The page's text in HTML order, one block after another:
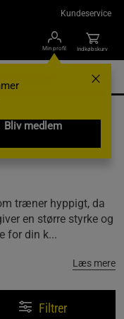
Kundeservice
Min profil
Bliv medlem
Indkøbskurv
træner hyppigt, da
en større styrke og
for din k...
Læs mere
Filtrer